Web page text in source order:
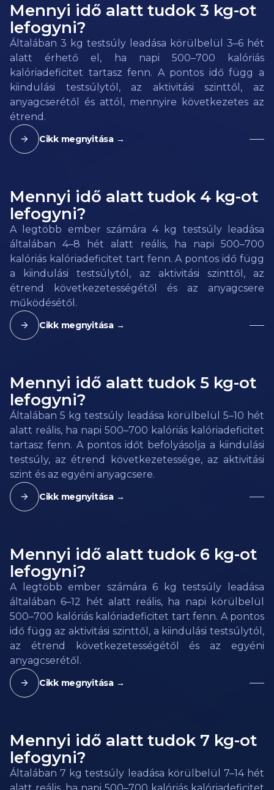
Mennyi idő alatt tudok 3 kg-ot
lefogyni?
Általában 3 kg testsúly leadása körülbelül 3–6 hét
alatt érhető el, ha napi 500–700 kalóriás
kalóriadeficitet tartasz fenn. A pontos idő függ a
kiindulási testsúlytól, az aktivitási szinttől, az
anyagcserétől és attól, mennyire következetes az
étrend.
Cikk megnyitása →
Mennyi idő alatt tudok 4 kg-ot
lefogyni?
A legtöbb ember számára 4 kg testsúly leadása
általában 4–8 hét alatt reális, ha napi 500–700
kalóriás kalóriadeficitet tart fenn. A pontos idő függ
a kiindulási testsúlytól, az aktivitási szinttől, az
étrend következetességétől és az anyagcsere
működésétől.
Cikk megnyitása →
Mennyi idő alatt tudok 5 kg-ot
lefogyni?
Általában 5 kg testsúly leadása körülbelül 5–10 hét
alatt reális, ha napi 500–700 kalóriás kalóriadeficitet
tartasz fenn. A pontos időt befolyásolja a kiindulási
testsúly, az étrend következetessége, az aktivitási
szint és az egyéni anyagcsere.
Cikk megnyitása →
Mennyi idő alatt tudok 6 kg-ot
lefogyni?
A legtöbb ember számára 6 kg testsúly leadása
általában 6–12 hét alatt reális, ha napi körülbelül
500–700 kalóriás kalóriadeficitet tart fenn. A pontos
idő függ az aktivitási szinttől, a kiindulási testsúlytól,
az étrend következetességétől és az egyéni
anyagcserétől.
Cikk megnyitása →
Mennyi idő alatt tudok 7 kg-ot
lefogyni?
Általában 7 kg testsúly leadása körülbelül 7–14 hét